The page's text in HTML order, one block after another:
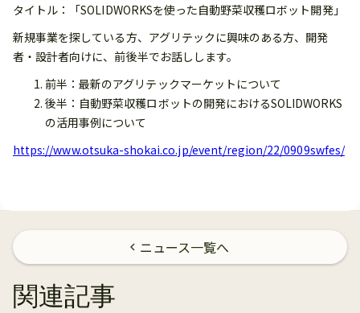
タイトル：「SOLIDWORKSを使った自動野菜収穫ロボット開発」
新規事業を探している方、アグリテックに興味のある方、開発
者・設計者向けに、前後半でお話しします。
前半：最新のアグリテックマーケットについて
後半：自動野菜収穫ロボットの開発におけるSOLIDWORKS
の活用事例について
https://www.otsuka-shokai.co.jp/event/region/22/0909swfes/
chevron_left ニュース一覧へ
関連記事